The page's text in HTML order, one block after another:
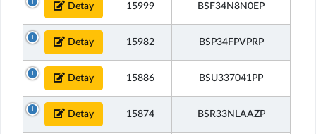
Detay 15999 BSF34N8N0EP
Detay 15982 BSP34FPVPRP
Detay 15886 BSU337041PP
Detay 15874 BSR33NLAAZP